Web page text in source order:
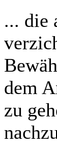
... die
dem
zu